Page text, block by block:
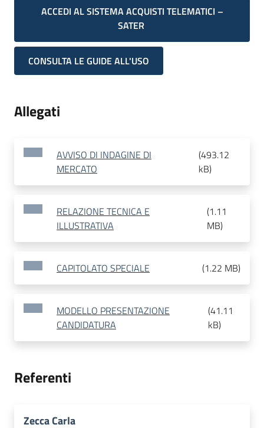
ACCEDI AL SISTEMA ACQUISTI TELEMATICI –
SATER
CONSULTA LE GUIDE ALL'USO
Allegati
AVVISO DI INDAGINE DI
MERCATO
(493.12
kB)
RELAZIONE TECNICA E
ILLUSTRATIVA
(1.11
MB)
CAPITOLATO SPECIALE (1.22 MB)
MODELLO PRESENTAZIONE
CANDIDATURA
(41.11
kB)
Referenti
Zecca Carla